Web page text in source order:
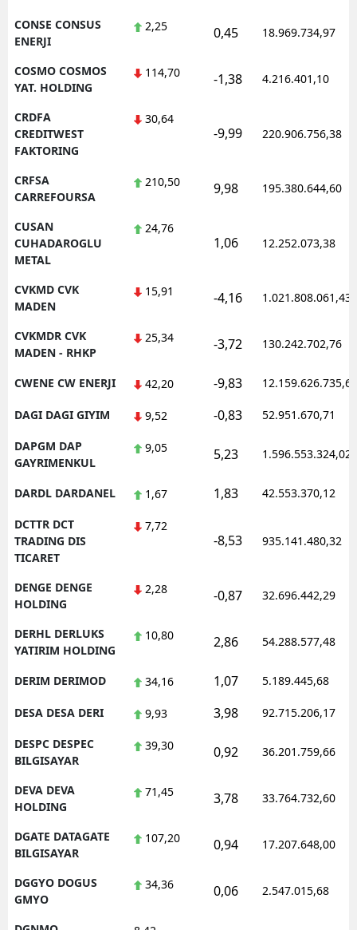
CONSE CONSUS
ENERJI
2,25 0,45 18.969.734,97
COSMO COSMOS
YAT. HOLDING
114,70 -1,38 4.216.401,10
CRDFA
CREDITWEST
FAKTORING
30,64
-9,99 220.906.756,38
CRFSA
CARREFOURSA
210,50 9,98 195.380.644,60
CUSAN
CUHADAROGLU
METAL
24,76
1,06 12.252.073,38
CVKMD CVK
MADEN
15,91 -4,16 1.021.808.061,43
CVKMDR CVK
MADEN - RHKP
25,34 -3,72 130.242.702,76
CWENE CW ENERJI 42,20 -9,83 12.159.626.735,62
DAGI DAGI GIYIM 9,52 -0,83 52.951.670,71
DAPGM DAP
GAYRIMENKUL
9,05 5,23 1.596.553.324,02
DARDL DARDANEL 1,67 1,83 42.553.370,12
DCTTR DCT
TRADING DIS
TICARET
7,72
-8,53 935.141.480,32
DENGE DENGE
HOLDING
2,28 -0,87 32.696.442,29
DERHL DERLUKS
YATIRIM HOLDING
10,80 2,86 54.288.577,48
DERIM DERIMOD 34,16 1,07 5.189.445,68
DESA DESA DERI 9,93 3,98 92.715.206,17
DESPC DESPEC
BILGISAYAR
39,30 0,92 36.201.759,66
DEVA DEVA
HOLDING
71,45 3,78 33.764.732,60
DGATE DATAGATE
BILGISAYAR
107,20 0,94 17.207.648,00
DGGYO DOGUS
GMYO
34,36 0,06 2.547.015,68